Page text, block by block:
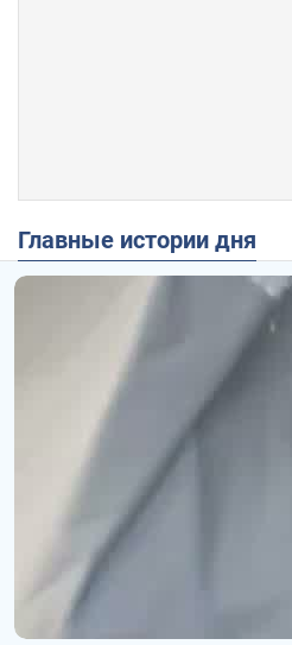
Главные истории дня